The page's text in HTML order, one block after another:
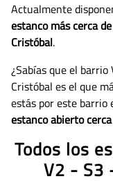
Actualmente
estanco más cerca
Cristóbal.
¿Sabías que el
Cristóbal es el que
estás por este barrio
estanco abierto
Todos los
V2 - S3